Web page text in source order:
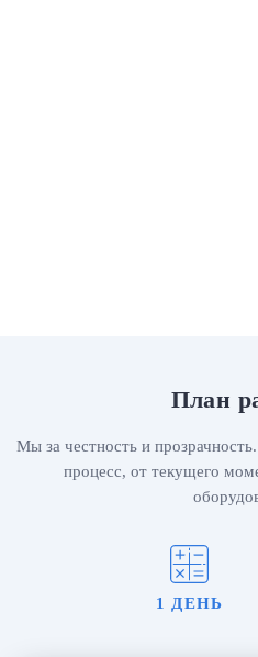
План
Мы за честность и
процесс, от текущего
1 ДЕНЬ